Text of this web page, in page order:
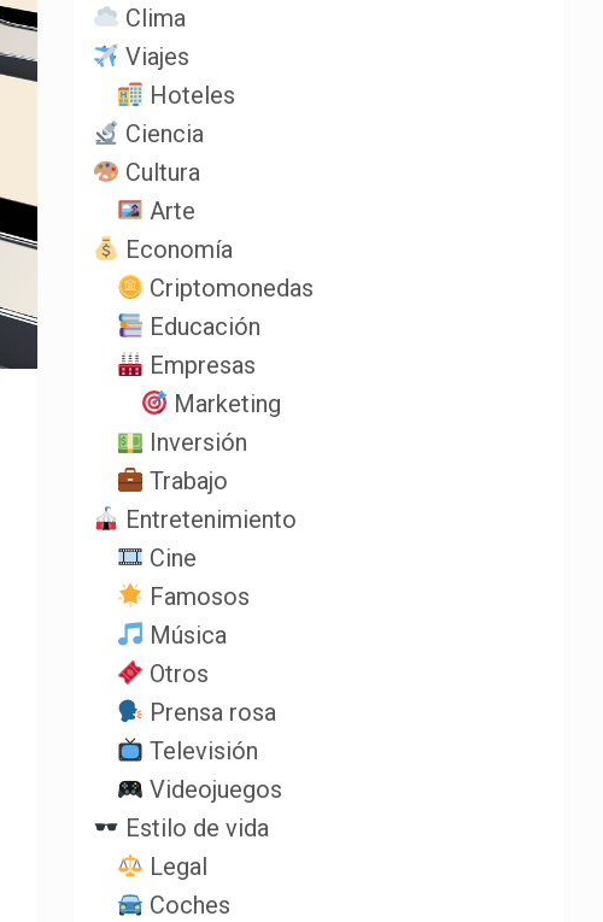
Clima
Viajes
Hoteles
Ciencia
Cultura
Arte
Economía
Criptomonedas
Educación
Empresas
Marketing
Inversión
Trabajo
Entretenimiento
Cine
Famosos
Música
Otros
Prensa rosa
Televisión
Videojuegos
Estilo de vida
Legal
Coches